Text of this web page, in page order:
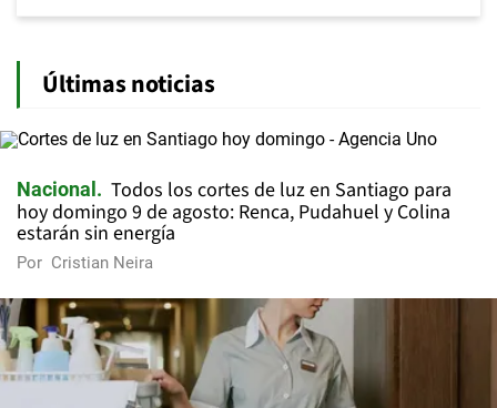
Últimas noticias
Nacional
Todos los cortes de luz en Santiago para
hoy domingo 9 de agosto: Renca, Pudahuel y Colina
estarán sin energía
Por Cristian Neira